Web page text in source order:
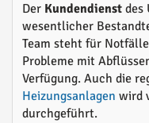
Der Kundendienst des
wesentlicher
Team steht für
Probleme mit
Verfügung. Auch die
Heizungsanlagen wird
durchgeführt.